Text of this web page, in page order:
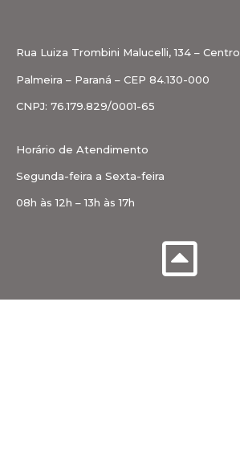
Rua Luiza Trombini Malucelli, 134 – Centro
Palmeira – Paraná – CEP 84.130-000
CNPJ: 76.179.829/0001-65
Horário de Atendimento
Segunda-feira a Sexta-feira
08h às 12h – 13h às 17h